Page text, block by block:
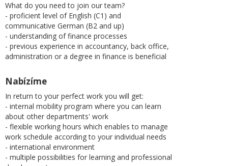
What do you need to join our team?
- proficient level of English (C1) and
communicative German (B2 and up)
- understanding of finance processes
- previous experience in accountancy, back office,
administration or a degree in finance is beneficial
Nabízíme
In return to your perfect work you will get:
- internal mobility program where you can learn
about other departments' work
- flexible working hours which enables to manage
work schedule according to your individual needs
- international environment
- multiple possibilities for learning and professional